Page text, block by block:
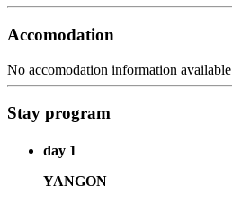
Accomodation
No accomodation information available
Stay program
day 1
YANGON